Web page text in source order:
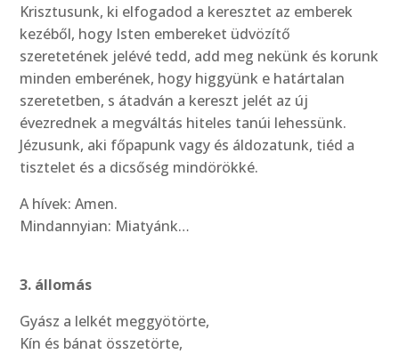
Krisztusunk, ki elfogadod a keresztet az emberek
kezéből, hogy Isten embereket üdvözítő
szeretetének jelévé tedd, add meg nekünk és korunk
minden emberének, hogy higgyünk e határtalan
szeretetben, s átadván a kereszt jelét az új
évezrednek a megváltás hiteles tanúi lehessünk.
Jézusunk, aki főpapunk vagy és áldozatunk, tiéd a
tisztelet és a dicsőség mindörökké.
A hívek: Amen.
Mindannyian: Miatyánk…
3. állomás
Gyász a lelkét meggyötörte,
Kín és bánat összetörte,